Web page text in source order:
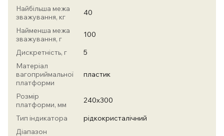
Найбільша межа
зважування, кг
40
Найменша межа
зважування, г
100
Дискретність, г
5
Матеріал
вагоприймальної
платформи
пластик
Розмір
платформи, мм
240х300
Тип індикатора
рідкокристалічний
Діапазон